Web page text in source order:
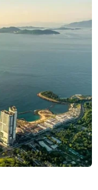
ra tình
bệnh diễn biến
tiếp thì tổ chức
năm học,